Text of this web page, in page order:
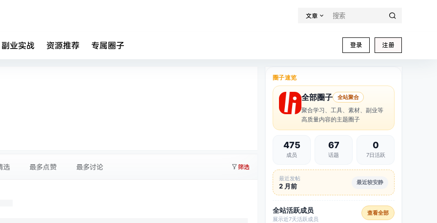
文章
登录 注册
副业实战 资源推荐 专属圈子
选 最多点赞 最多讨论 筛选
圈子速览
全部圈子 全站聚合
聚合学习、工具、素材、副业等
高质量内容的主题圈子
475
成员
67
话题
0
7日活跃
最近发帖
2 月前 最近较安静
全站活跃成员
展示近7天活跃成员
查看全部